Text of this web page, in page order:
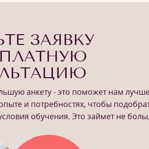
ЗАЯВКУ
анкету - это поможет нам
и потребностях, чтобы
обучения. Это займет не